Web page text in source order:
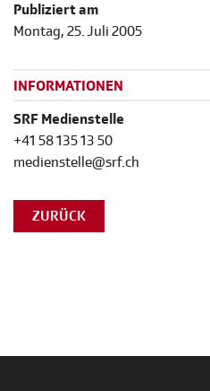
Publiziert am
Montag, 25. Juli 2005
INFORMATIONEN
SRF Medienstelle
+41 58 135 13 50
medienstelle@srf.ch
ZURÜCK